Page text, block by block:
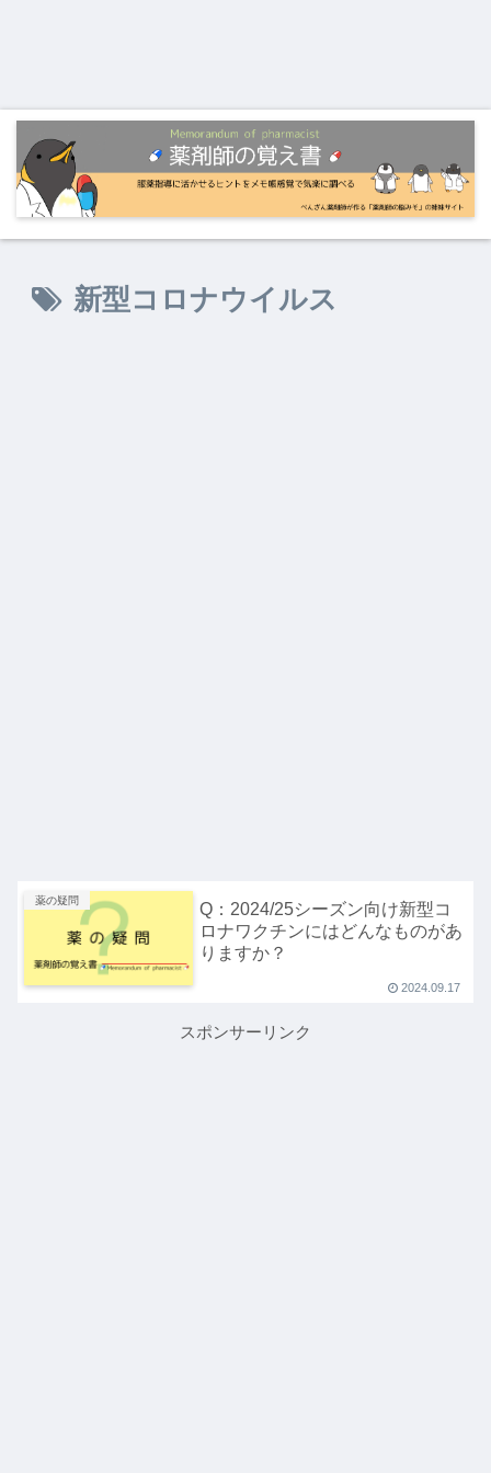
新型コロナウイルス
薬の疑問
Q：2024/25シーズン向け新型コ
ロナワクチンにはどんなものがあ
りますか？
2024.09.17
スポンサーリンク